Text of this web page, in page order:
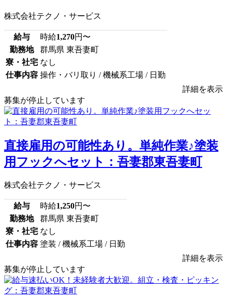
株式会社テクノ・サービス
給与 時給1,270円〜
勤務地
群馬県 東吾妻町
寮・社宅 なし
仕事内容 操作・バリ取り / 機械系工場 / 日勤
詳細を表示
募集が停止しています
直接雇用の可能性あり。単純作業♪塗装
用フックへセット：吾妻郡東吾妻町
株式会社テクノ・サービス
給与 時給1,250円〜
勤務地
群馬県 東吾妻町
寮・社宅 なし
仕事内容 塗装 / 機械系工場 / 日勤
詳細を表示
募集が停止しています